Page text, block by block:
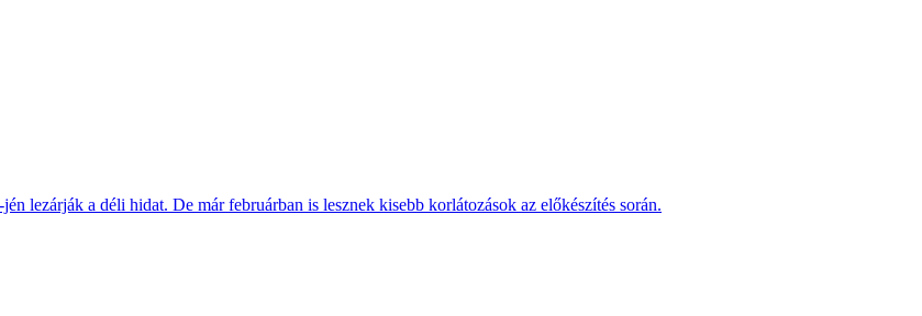
lezárják a déli hidat. De már februárban is lesznek kisebb korlátozások az előkészítés során.